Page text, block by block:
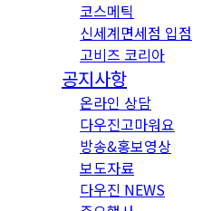
코스메틱
신세계면세점 입점
고비즈 코리아
공지사항
온라인 상담
다우진고마워요
방송&홍보영상
보도자료
다우진 NEWS